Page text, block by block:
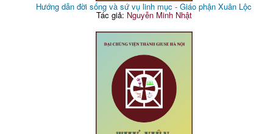
Hướng dẫn đời sống và sứ vụ linh mục - Giáo phận Xuân Lộc
Tác giả: Nguyễn Minh Nhật